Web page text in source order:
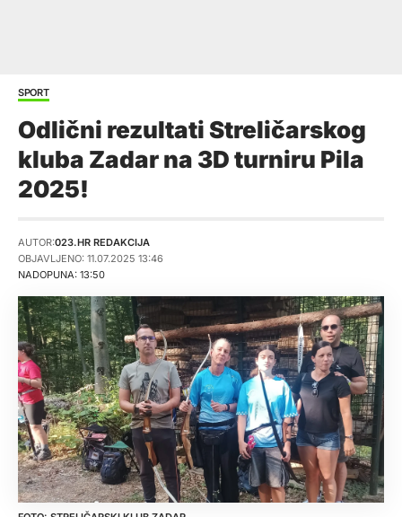
SPORT
Odlični rezultati Streličarskog
kluba Zadar na 3D turniru Pila
2025!
NADOPUNA: 13:50
AUTOR:023.HR REDAKCIJA
OBJAVLJENO: 11.07.2025 13:46